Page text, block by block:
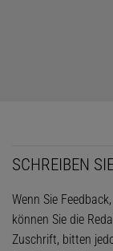
SCHREIBEN
Wenn Sie
können Sie die
Zuschrift, bitten